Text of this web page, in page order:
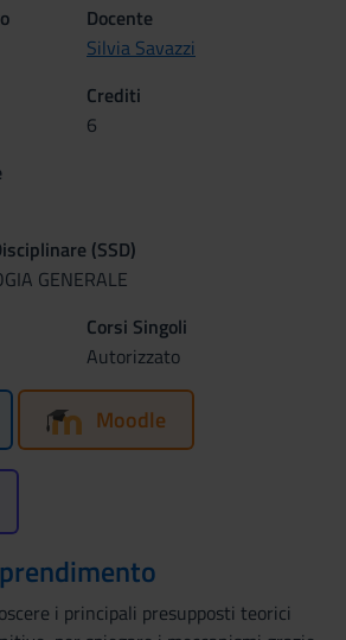
Docente
Silvia Savazzi
Crediti
6
(SSD)
GENERALE
Corsi Singoli
Autorizzato
Moodle
i principali presupposti teorici